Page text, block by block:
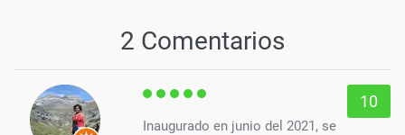
2 Comentarios
10
Inaugurado en junio del 2021, se